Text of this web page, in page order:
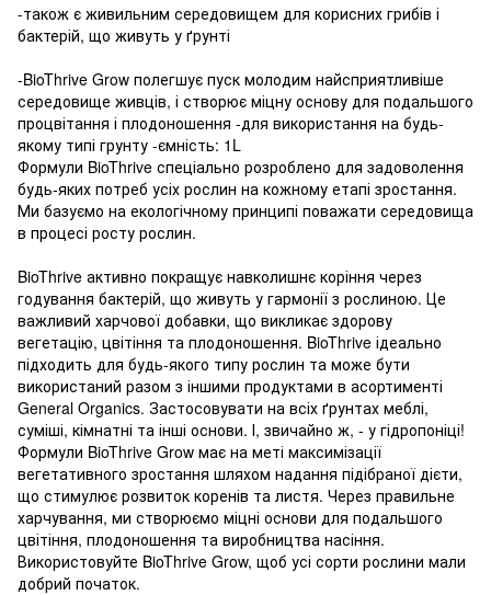
-також є живильним середовищем для корисних грибів і
бактерій, що живуть у ґрунті
-BioThrive Grow полегшує пуск молодим найсприятливіше
середовище живців, і створює міцну основу для подальшого
процвітання і плодоношення -для використання на будь-
якому типі грунту -ємність: 1L
Формули BioThrive спеціально розроблено для задоволення
будь-яких потреб усіх рослин на кожному етапі зростання.
Ми базуємо на екологічному принципі поважати середовища
в процесі росту рослин.
BioThrive активно покращує навколишнє коріння через
годування бактерій, що живуть у гармонії з рослиною. Це
важливий харчової добавки, що викликає здорову
вегетацію, цвітіння та плодоношення. BioThrive ідеально
підходить для будь-якого типу рослин та може бути
використаний разом з іншими продуктами в асортименті
General Organics. Застосовувати на всіх ґрунтах меблі,
суміші, кімнатні та інші основи. І, звичайно ж, - у гідропоніці!
Формули BioThrive Grow має на меті максимізації
вегетативного зростання шляхом надання підібраної дієти,
що стимулює розвиток коренів та листя. Через правильне
харчування, ми створюємо міцні основи для подальшого
цвітіння, плодоношення та виробництва насіння.
Використовуйте BioThrive Grow, щоб усі сорти рослини мали
добрий початок.